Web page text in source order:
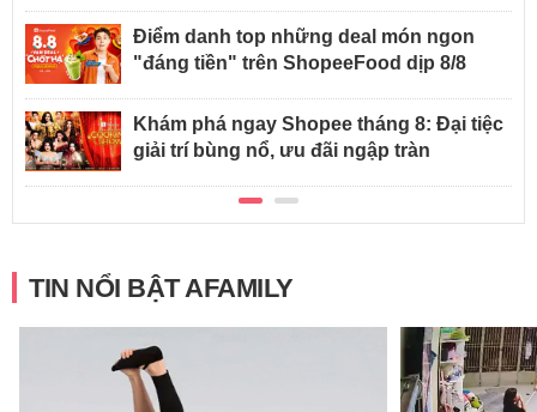
Điểm danh top những deal món ngon
"đáng tiền" trên ShopeeFood dịp 8/8
Khám phá ngay Shopee tháng 8: Đại tiệc
giải trí bùng nổ, ưu đãi ngập tràn
TIN NỔI BẬT AFAMILY